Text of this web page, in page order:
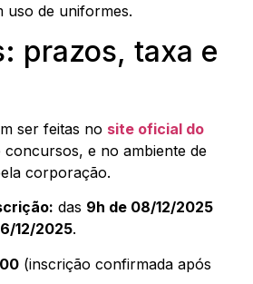
uso de uniformes.
prazos, taxa e
ser feitas no site oficial do
concursos, e no ambiente de
corporação.
das 9h de 08/12/2025
12/2025.
(inscrição confirmada após